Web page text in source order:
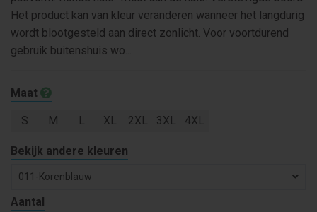
Het product kan van kleur veranderen wanneer het langdurig
wordt blootgesteld aan direct zonlicht. Voor voortdurend
gebruik buitenshuis wo...
Maat
S M L XL 2XL 3XL 4XL
Bekijk andere kleuren
011-Korenblauw
Aantal